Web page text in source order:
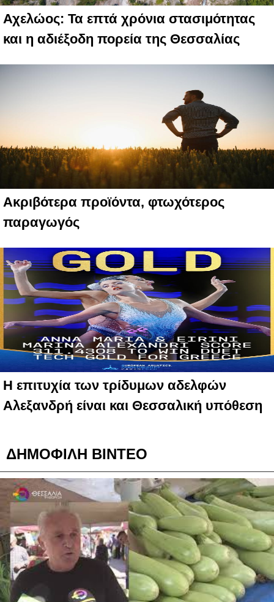
Αχελώος: Τα επτά χρόνια στασιμότητας
και η αδιέξοδη πορεία της Θεσσαλίας
Ακριβότερα προϊόντα, φτωχότερος
παραγωγός
Η επιτυχία των τρίδυμων αδελφών
Αλεξανδρή είναι και Θεσσαλική υπόθεση
ΔΗΜΟΦΙΛΗ ΒΙΝΤΕΟ